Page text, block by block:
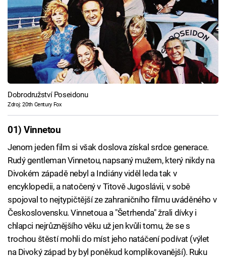
Dobrodružství Poseidonu
Zdroj: 20th Century Fox
01) Vinnetou
Jenom jeden film si však doslova získal srdce generace.
Rudý gentleman Vinnetou, napsaný mužem, který nikdy na
Divokém západě nebyl a Indiány viděl leda tak v
encyklopedii, a natočený v Titově Jugoslávii, v sobě
spojoval to nejtypičtější ze zahraničního filmu uváděného v
Československu. Vinnetoua a "Šetrhenda" žrali dívky i
chlapci nejrůznějšího věku už jen kvůli tomu, že se s
trochou štěstí mohli do míst jeho natáčení podívat (výlet
na Divoký západ by byl poněkud komplikovanější). Ruku